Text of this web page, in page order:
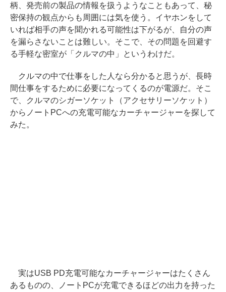
柄、発売前の製品の情報を扱うようなこともあって、秘
密保持の観点からも周囲には気を使う。イヤホンをして
いれば相手の声を聞かれる可能性は下がるが、自分の声
を漏らさないことは難しい。そこで、その問題を回避す
る手軽な密室が「クルマの中」というわけだ。
クルマの中で仕事をした人なら分かると思うが、長時
間仕事をするために必要になってくるのが電源だ。そこ
で、クルマのシガーソケット（アクセサリーソケット）
からノートPCへの充電可能なカーチャージャーを探して
みた。
実はUSB PD充電可能なカーチャージャーはたくさん
あるものの、ノートPCが充電できるほどの出力を持った